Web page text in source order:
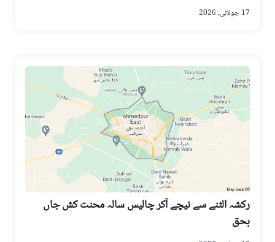
17 جولائی, 2026
رکشہ الٹنے سے نیچے آکر چالیس سالہ محنت کش جاں
بحق